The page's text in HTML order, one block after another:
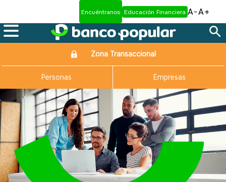
Encuéntranos Educación Financiera A-A+
Zona Transaccional
Personas Empresas